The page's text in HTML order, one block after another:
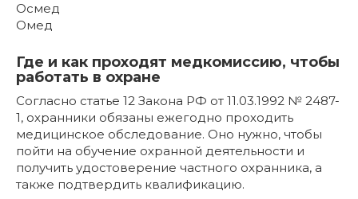
Осмед
Омед
Где и как проходят медкомиссию, чтобы
работать в охране
Согласно статье 12 Закона РФ от 11.03.1992 № 2487-
1, охранники обязаны ежегодно проходить
медицинское обследование. Оно нужно, чтобы
пойти на обучение охранной деятельности и
получить удостоверение частного охранника, а
также подтвердить квалификацию.